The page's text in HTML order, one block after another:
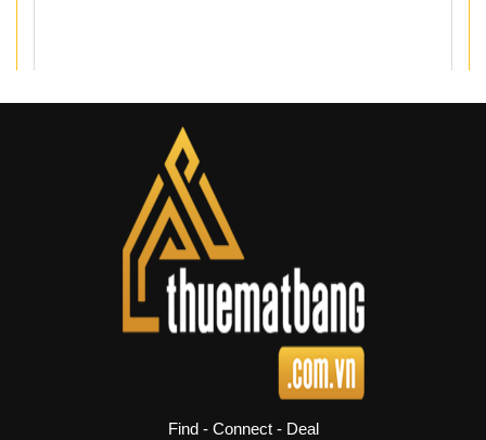
Find - Connect - Deal